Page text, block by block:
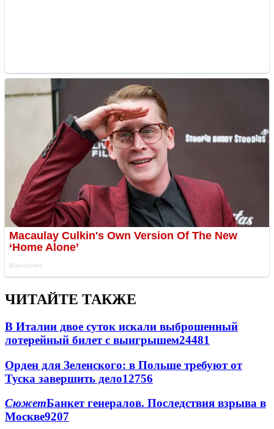
ЧИТАЙТЕ ТАКЖЕ
В Италии двое суток искали выброшенный
лотерейный билет с выигрышем24481
Орден для Зеленского: в Польше требуют от
Туска завершить дело12756
СюжетБанкет генералов. Последствия взрыва в
Москве9207